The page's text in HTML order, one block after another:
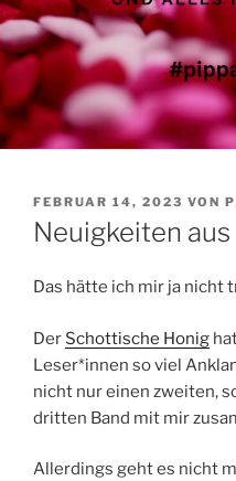
VERÖFFENTLICHT
AM
FEBRUAR 14, 2023 VON
Neuigkeiten aus
Das hätte ich mir ja nicht
Der Schottische Honig
Leser*innen so viel
nicht nur einen zweiten,
dritten Band mit mir
Allerdings geht es nicht